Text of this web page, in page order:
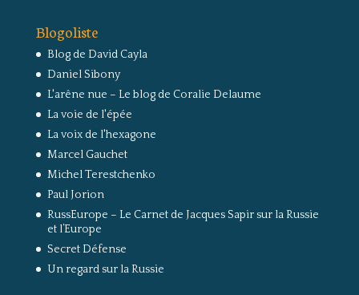
Blogoliste
Blog de David Cayla
Daniel Sibony
L'arêne nue – Le blog de Coralie Delaume
La voie de l'épée
La voix de l'hexagone
Marcel Gauchet
Michel Terestchenko
Paul Jorion
RussEurope – Le Carnet de Jacques Sapir sur la Russie
et l’Europe
Secret Défense
Un regard sur la Russie